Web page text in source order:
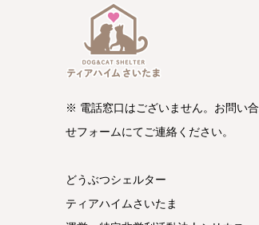
※ 電話窓口はございません。お問い
せフォームにてご連絡ください。
どうぶつシェルター
ティアハイムさいたま